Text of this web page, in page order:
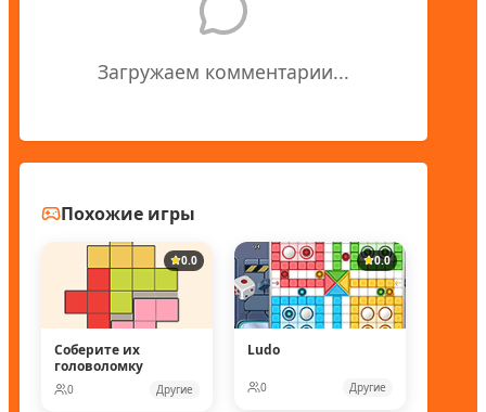
Загружаем комментарии...
Похожие игры
0.0
Соберите их
головоломку
0 Другие
0.0
Ludo
0 Другие